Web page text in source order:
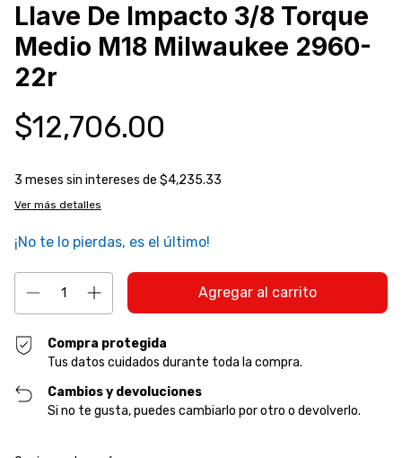
Llave De Impacto 3/8 Torque
Medio M18 Milwaukee 2960-
22r
$12,706.00
3 meses sin intereses de $4,235.33
Ver más detalles
¡No te lo pierdas, es el último!
Compra protegida
Tus datos cuidados durante toda la compra.
Cambios y devoluciones
Si no te gusta, puedes cambiarlo por otro o devolverlo.